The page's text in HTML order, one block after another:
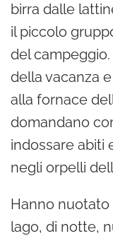
i
o
P
l
a
y
e
r
birra dalle
il piccolo
del
della vacanza
alla fornace
domandano
indossare abiti
negli orpelli
Hanno
lago, di notte,